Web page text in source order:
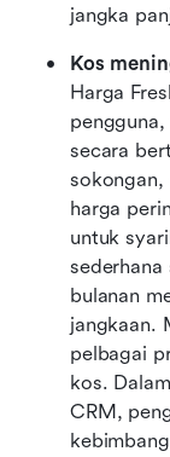
jangka
Kos
Harga
secara
sokongan,
harga
untuk
sederhana
bulanan
jangkaan.
pelbagai
kos.
CRM,